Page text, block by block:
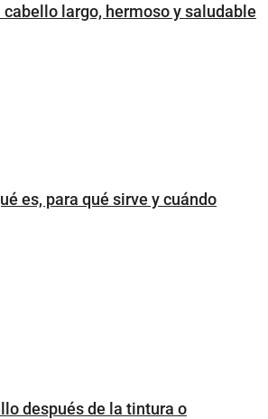
cabello largo, hermoso y saludable
es, para qué sirve y cuándo
después de la tintura o